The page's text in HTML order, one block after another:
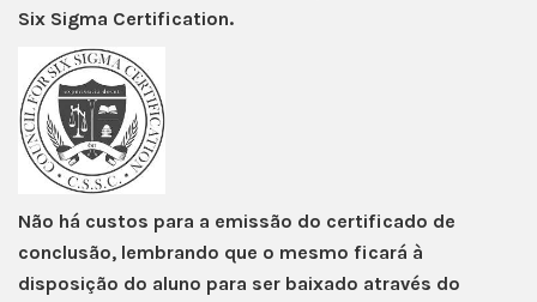
Six Sigma Certification.
Não há custos para a emissão do certificado de
conclusão, lembrando que o mesmo ficará à
disposição do aluno para ser baixado através do